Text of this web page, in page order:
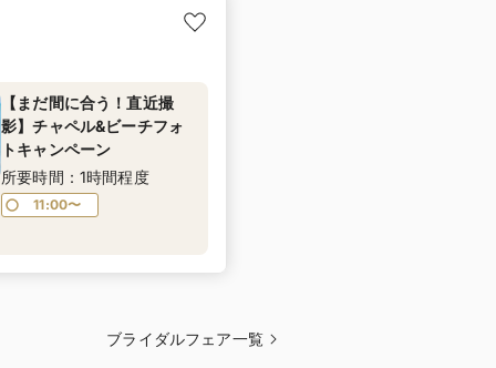
【まだ間に合う！直近撮
影】チャペル&ビーチフォ
トキャンペーン
所要時間：1時間程度
11:00〜
ブライダルフェア一覧